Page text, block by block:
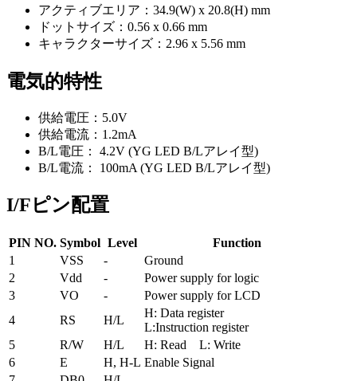
アクティブエリア：34.9(W) x 20.8(H) mm
ドットサイズ：0.56 x 0.66 mm
キャラクターサイズ：2.96 x 5.56 mm
電気的特性
供給電圧：5.0V
供給電流：1.2mA
B/L電圧： 4.2V (YG LED B/Lアレイ型)
B/L電流： 100mA (YG LED B/Lアレイ型)
I/Fピン配置
PIN NO. Symbol Level
Function
1
VSS -
Ground
2
Vdd -
Power supply for logic
3
VO -
Power supply for LCD
4
RS H/L
H: Data register
L:Instruction register
5
R/W H/L
H: Read L: Write
6
E H, H-L Enable Signal